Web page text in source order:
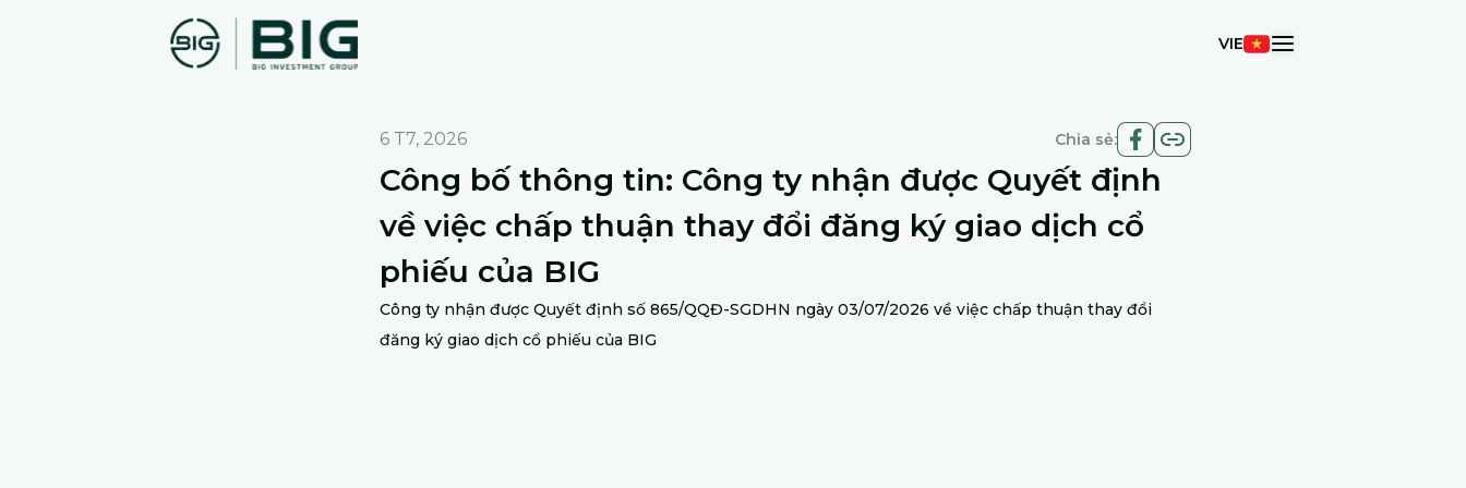
VIE
open navigation
6 T7, 2026 Chia sẻ:
Công bố thông tin: Công ty nhận được Quyết định
về việc chấp thuận thay đổi đăng ký giao dịch cổ
phiếu của BIG
Công ty nhận được Quyết định số 865/QQĐ-SGDHN ngày 03/07/2026 về việc chấp thuận thay đổi
đăng ký giao dịch cổ phiếu của BIG